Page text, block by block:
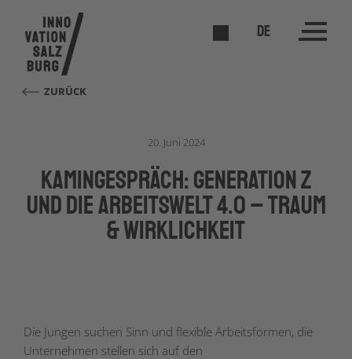
DE
ZURÜCK
20. Juni 2024
Kamingespräch: Generation Z
und die Arbeitswelt 4.0 – Traum
& Wirklichkeit
Die Jungen suchen Sinn und flexible Arbeitsformen, die
Unternehmen stellen sich auf den